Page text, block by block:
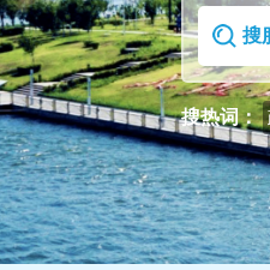
搜热词：